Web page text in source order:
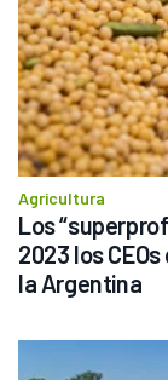
Agricultura
Los
2023 los
la Argentina